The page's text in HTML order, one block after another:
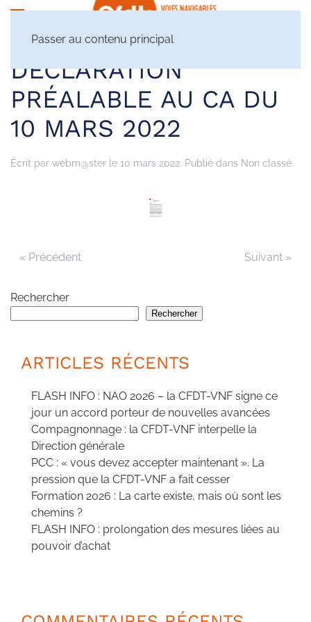
Passer au contenu principal
DÉCLARATION
PRÉALABLE AU CA DU
10 MARS 2022
Écrit par webm@ster le 10 mars 2022. Publié dans Non classé.
« Précédent Suivant »
Rechercher
Rechercher
ARTICLES RÉCENTS
FLASH INFO : NAO 2026 – la CFDT-VNF signe ce
jour un accord porteur de nouvelles avancées
Compagnonnage : la CFDT-VNF interpelle la
Direction générale
PCC : « vous devez accepter maintenant ». La
pression que la CFDT-VNF a fait cesser
Formation 2026 : La carte existe, mais où sont les
chemins ?
FLASH INFO : prolongation des mesures liées au
pouvoir d’achat